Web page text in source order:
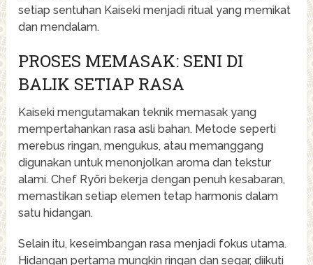
setiap sentuhan Kaiseki menjadi ritual yang memikat
dan mendalam.
PROSES MEMASAK: SENI DI
BALIK SETIAP RASA
Kaiseki mengutamakan teknik memasak yang
mempertahankan rasa asli bahan. Metode seperti
merebus ringan, mengukus, atau memanggang
digunakan untuk menonjolkan aroma dan tekstur
alami. Chef Ryōri bekerja dengan penuh kesabaran,
memastikan setiap elemen tetap harmonis dalam
satu hidangan.
Selain itu, keseimbangan rasa menjadi fokus utama.
Hidangan pertama mungkin ringan dan segar, diikuti